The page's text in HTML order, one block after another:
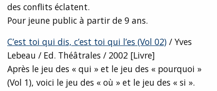
des conflits éclatent.
Pour jeune public à partir de 9 ans.
C’est toi qui dis, c’est toi qui l’es (Vol 02) / Yves
Lebeau / Ed. Théâtrales / 2002 [Livre]
Après le jeu des « qui » et le jeu des « pourquoi »
(Vol 1), voici le jeu des « où » et le jeu des « si ».